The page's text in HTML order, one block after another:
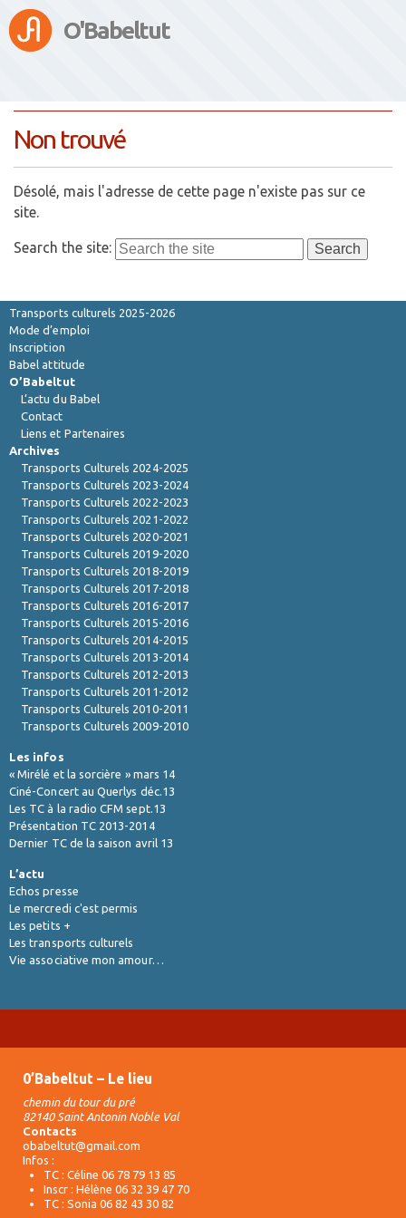
O'Babeltut
Non trouvé
Désolé, mais l'adresse de cette page n'existe pas sur ce
site.
Search the site:
Transports culturels 2025-2026
Mode d’emploi
Inscription
Babel attitude
O’Babeltut
L’actu du Babel
Contact
Liens et Partenaires
Archives
Transports Culturels 2024-2025
Transports Culturels 2023-2024
Transports Culturels 2022-2023
Transports Culturels 2021-2022
Transports Culturels 2020-2021
Transports Culturels 2019-2020
Transports Culturels 2018-2019
Transports Culturels 2017-2018
Transports Culturels 2016-2017
Transports Culturels 2015-2016
Transports Culturels 2014-2015
Transports Culturels 2013-2014
Transports Culturels 2012-2013
Transports Culturels 2011-2012
Transports Culturels 2010-2011
Transports Culturels 2009-2010
Les infos
« Mirélé et la sorcière » mars 14
Ciné-Concert au Querlys déc.13
Les TC à la radio CFM sept.13
Présentation TC 2013-2014
Dernier TC de la saison avril 13
L’actu
Echos presse
Le mercredi c'est permis
Les petits +
Les transports culturels
Vie associative mon amour…
0’Babeltut – Le lieu
chemin du tour du pré
82140 Saint Antonin Noble Val
Contacts
obabeltut@gmail.com
Infos :
TC : Céline 06 78 79 13 85
Inscr : Hélène 06 32 39 47 70
TC : Sonia 06 82 43 30 82